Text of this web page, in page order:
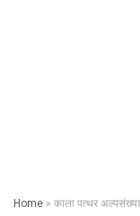
Home » काला पत्थर